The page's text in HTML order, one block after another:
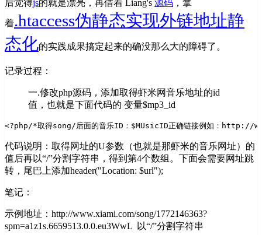
后觉得js的就是漂亮，再借着 Liang's 源码 ，拿
着.htaccess伪静态实现外链地址静
态化的实践成果搞定起来的确没那么大的障碍了。
记录过程：
一.修改php源码，添加取得虾米网音乐地址的id
值，也就是下面代码的 变量$mp3_id
<?php /*取得song/后面的音乐ID：$MUsicID正确链接例如：http://
代码说明：取得网址的U参数（也就是那虾米的音乐网址）的
值后再以“/”分割字符串，得到第4个数组。下面会需要网址跳
转，尾巴上添加header("Location: $url");
笔记：
示例地址：http://www.xiami.com/song/1772146363?
spm=a1z1s.6659513.0.0.eu3WwL 以“/”分割字符串